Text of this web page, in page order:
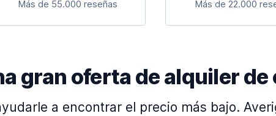
Más de 55.000 reseñas Más de 22.000
gran oferta de alquiler de
a encontrar el precio más bajo.